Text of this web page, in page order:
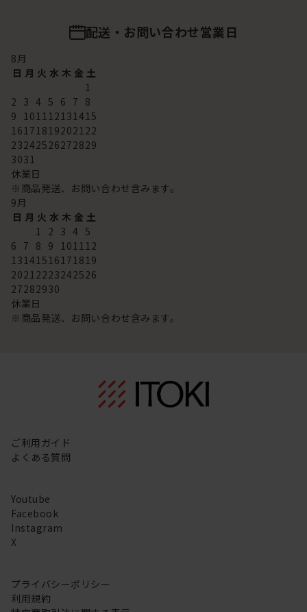
配送・お問い合わせ営業日
8月
日 月 火 水 木 金 土
1
2 3 4 5 6 7 8
9 101112131415
16171819202122
23242526272829
3031
休業日
※商品発送、お問い合わせ含みます。
9月
日 月 火 水 木 金 土
1 2 3 4 5
6 7 8 9 101112
13141516171819
20212223242526
27282930
休業日
※商品発送、お問い合わせ含みます。
ご利用ガイド
よくある質問
Youtube
Facebook
Instagram
X
プライバシーポリシー
利用規約